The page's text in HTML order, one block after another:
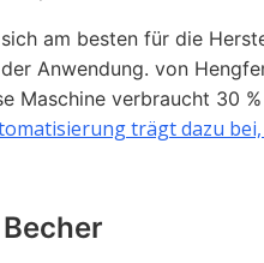
am besten für die
Anwendung. von
Maschine verbraucht 30
trägt dazu bei,